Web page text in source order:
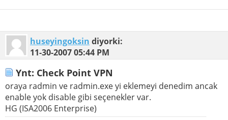
huseyingoksin diyorki:
11-30-200705:44 PM
Ynt: Check Point VPN
oraya radmin ve radmin.exe yi eklemeyi denedim ancak
enable yok disable gibi seçenekler var.
HG (ISA2006 Enterprise)